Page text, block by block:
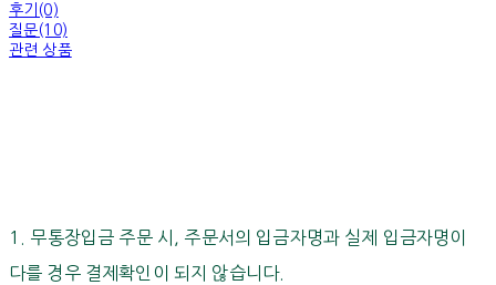
후기(0)
질문(10)
관련 상품
1. 무통장입금 주문 시, 주문서의 입금자명과 실제 입금자명이
다를 경우 결제확인이 되지 않습니다.